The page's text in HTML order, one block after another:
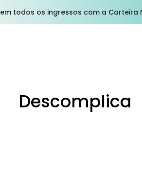
todos os ingressos com a Carteira
Descomplica